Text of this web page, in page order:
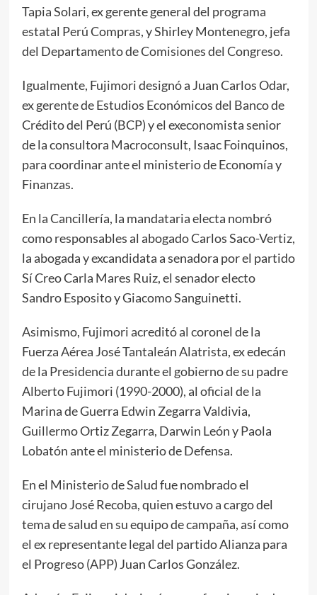
Tapia Solari, ex gerente general del programa
estatal Perú Compras, y Shirley Montenegro, jefa
del Departamento de Comisiones del Congreso.
Igualmente, Fujimori designó a Juan Carlos Odar,
ex gerente de Estudios Económicos del Banco de
Crédito del Perú (BCP) y el execonomista senior
de la consultora Macroconsult, Isaac Foinquinos,
para coordinar ante el ministerio de Economía y
Finanzas.
En la Cancillería, la mandataria electa nombró
como responsables al abogado Carlos Saco-Vertiz,
la abogada y excandidata a senadora por el partido
Sí Creo Carla Mares Ruiz, el senador electo
Sandro Esposito y Giacomo Sanguinetti.
Asimismo, Fujimori acreditó al coronel de la
Fuerza Aérea José Tantaleán Alatrista, ex edecán
de la Presidencia durante el gobierno de su padre
Alberto Fujimori (1990-2000), al oficial de la
Marina de Guerra Edwin Zegarra Valdivia,
Guillermo Ortiz Zegarra, Darwin León y Paola
Lobatón ante el ministerio de Defensa.
En el Ministerio de Salud fue nombrado el
cirujano José Recoba, quien estuvo a cargo del
tema de salud en su equipo de campaña, así como
el ex representante legal del partido Alianza para
el Progreso (APP) Juan Carlos González.